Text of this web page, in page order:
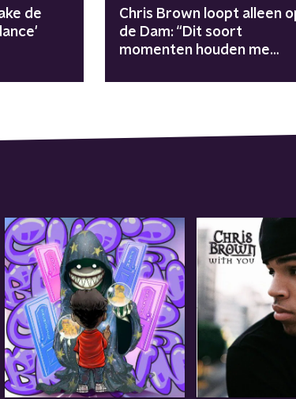
de
Chris Brown loopt alleen
de Dam: “Dit soort
momenten houden me